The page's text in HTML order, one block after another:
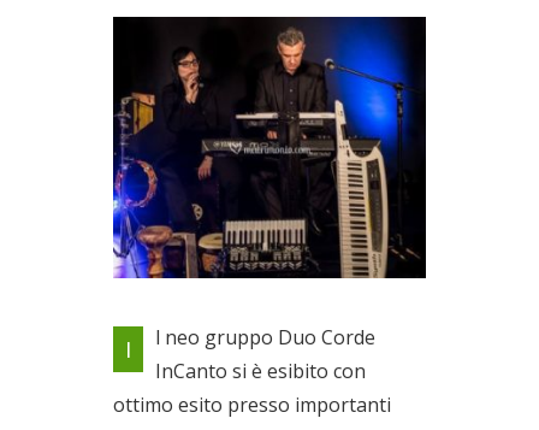
Monterotondo
Il 26/12/2019
I
l neo gruppo Duo Corde
InCanto si è esibito con
ottimo esito presso importanti